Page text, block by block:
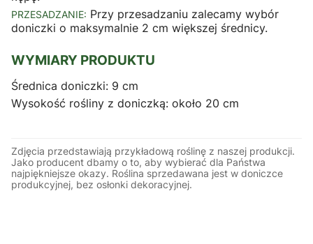
PRZESADZANIE: Przy przesadzaniu zalecamy wybór
doniczki o maksymalnie 2 cm większej średnicy.
WYMIARY PRODUKTU
Średnica doniczki: 9 cm
Wysokość rośliny z doniczką: około 20 cm
Zdjęcia przedstawiają przykładową roślinę z naszej produkcji.
Jako producent dbamy o to, aby wybierać dla Państwa
najpiękniejsze okazy. Roślina sprzedawana jest w doniczce
produkcyjnej, bez osłonki dekoracyjnej.